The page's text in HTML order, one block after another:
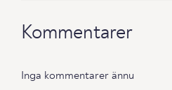
Kommentarer
Inga kommentarer ännu